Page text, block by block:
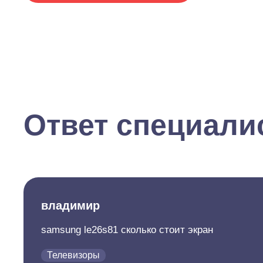
Ответ
владимир
samsung le26s81 сколько стоит экран
Телевизоры